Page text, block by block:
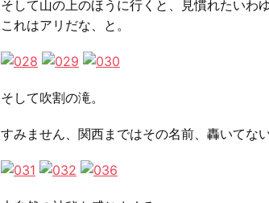
そして山の上のほうに行くと、見慣れたいわ
これはアリだな、と。
そして吹割の滝。
すみません、関西まではその名前、轟いてな